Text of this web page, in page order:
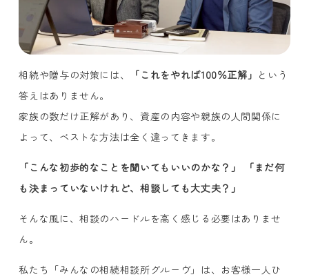
相続や贈与の対策には、 「これをやれば100％正解」 という
答えはありません。
家族の数だけ正解があり、資産の内容や親族の人間関係に
よって、ベストな方法は全く違ってきます。
「こんな初歩的なことを聞いてもいいのかな？」 「まだ何
も決まっていないけれど、相談しても大丈夫？」
そんな風に、相談のハードルを高く感じる必要はありませ
ん。
私たち「みんなの相続相談所グルーヴ」は、お客様一人ひ